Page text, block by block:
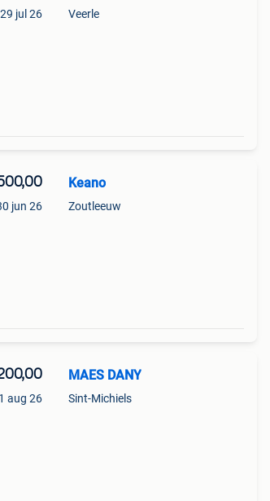
29 jul 26 Veerle
jun 26
Keano
Zoutleeuw
1 aug 26
MAES DANY
Sint-Michiels